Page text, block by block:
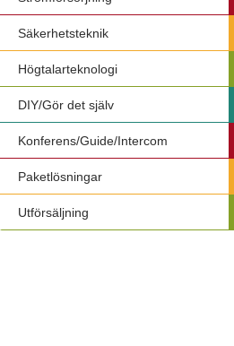
Säkerhetsteknik
Högtalarteknologi
DIY/Gör det själv
Konferens/Guide/Intercom
Paketlösningar
Utförsäljning